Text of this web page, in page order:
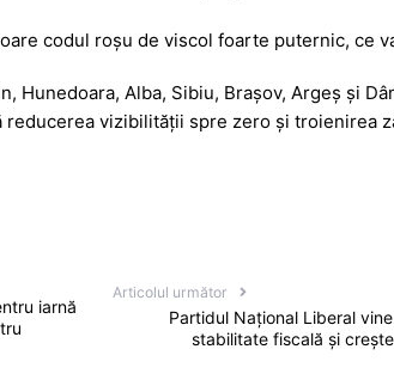
codul roşu de viscol foarte puternic, ce
Hunedoara, Alba, Sibiu, Brașov, Argeș și
vizibilității spre zero și troienirea
iarnă
Articolul următor
Partidul Național Liberal
stabilitate fiscală și